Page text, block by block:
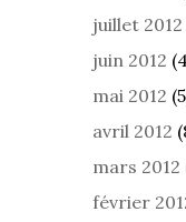
juillet 2012
juin 2012
mai 2012
avril 2012
mars 2012
février